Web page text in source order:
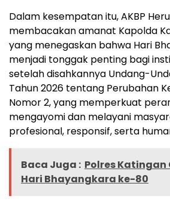
Dalam kesempatan itu, AKBP
membacakan amanat Kapolda
yang menegaskan bahwa Hari
menjadi tonggak penting bagi
setelah disahkannya Undang-
Tahun 2026 tentang Perubahan
Nomor 2, yang memperkuat
mengayomi dan melayani
profesional, responsif, serta
Baca Juga : Polres Katingan
Hari Bhayangkara ke-80